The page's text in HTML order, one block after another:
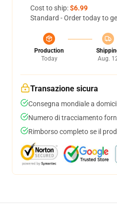
Cost to ship:$6.99
Standard - Order today to
Production
Today
Aug.
Transazione sicura
Consegna mondiale a
Numero di tracciamento
Rimborso completo se il